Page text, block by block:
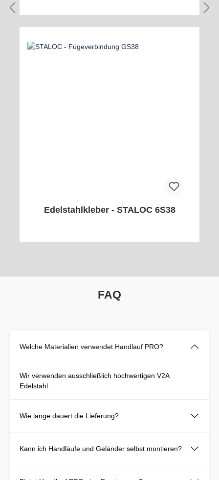
Edelstahlkleber - STALOC 6S38
FAQ
Welche Materialien verwendet Handlauf PRO?
Wir verwenden ausschließlich hochwertigen V2A
Edelstahl.
Wie lange dauert die Lieferung?
Kann ich Handläufe und Geländer selbst montieren?